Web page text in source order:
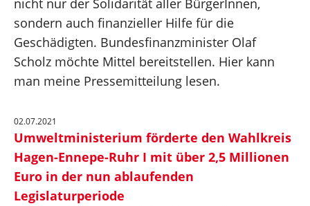
nicht nur der Solidarität aller BürgerInnen,
sondern auch finanzieller Hilfe für die
Geschädigten. Bundesfinanzminister Olaf
Scholz möchte Mittel bereitstellen. Hier kann
man meine Pressemitteilung lesen.
02.07.2021
Umweltministerium förderte den Wahlkreis
Hagen-Ennepe-Ruhr I mit über 2,5 Millionen
Euro in der nun ablaufenden
Legislaturperiode